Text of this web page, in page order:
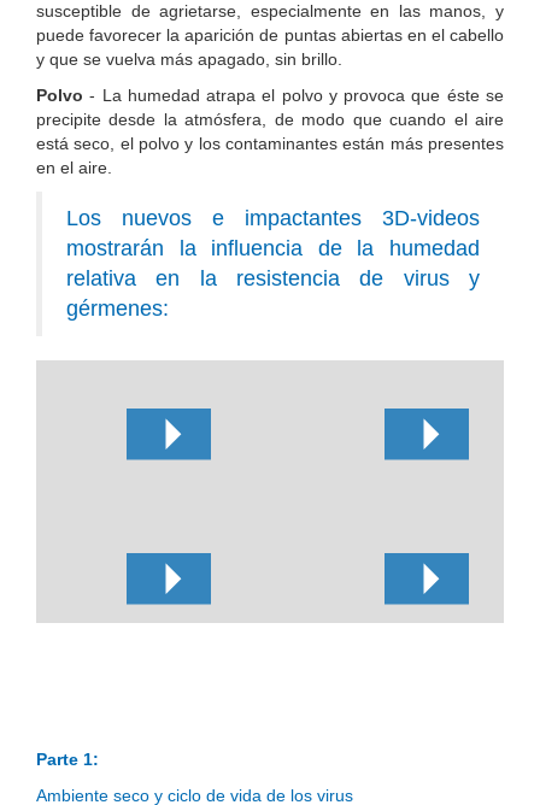
susceptible de agrietarse, especialmente en las manos, y
puede favorecer la aparición de puntas abiertas en el cabello
y que se vuelva más apagado, sin brillo.
Polvo- La humedad atrapa el polvo y provoca que éste se
precipite desde la atmósfera, de modo que cuando el aire
está seco, el polvo y los contaminantes están más presentes
en el aire.
Los nuevos e impactantes 3D-videos
mostrarán la influencia de la humedad
relativa en la resistencia de virus y
gérmenes:
Parte 1:
Ambiente seco y ciclo de vida de los virus